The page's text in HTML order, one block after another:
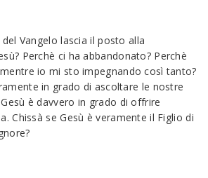
Vangelo lascia il posto alla
Perchè ci ha abbandonato? Perchè
io mi sto impegnando così tanto?
in grado di ascoltare le nostre
è davvero in grado di offrire
Chissà se Gesù è veramente il Figlio di